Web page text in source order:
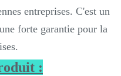
entreprises. C'est un
forte garantie pour la
: